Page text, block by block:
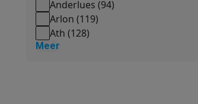
Anderlues (94)
Arlon (119)
Ath (128)
Meer